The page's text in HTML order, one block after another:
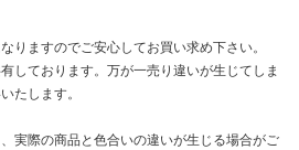
りますのでご安心してお買い求め下さい。
しております。万が一売り違いが生じてしま
たします。
実際の商品と色合いの違いが生じる場合がご